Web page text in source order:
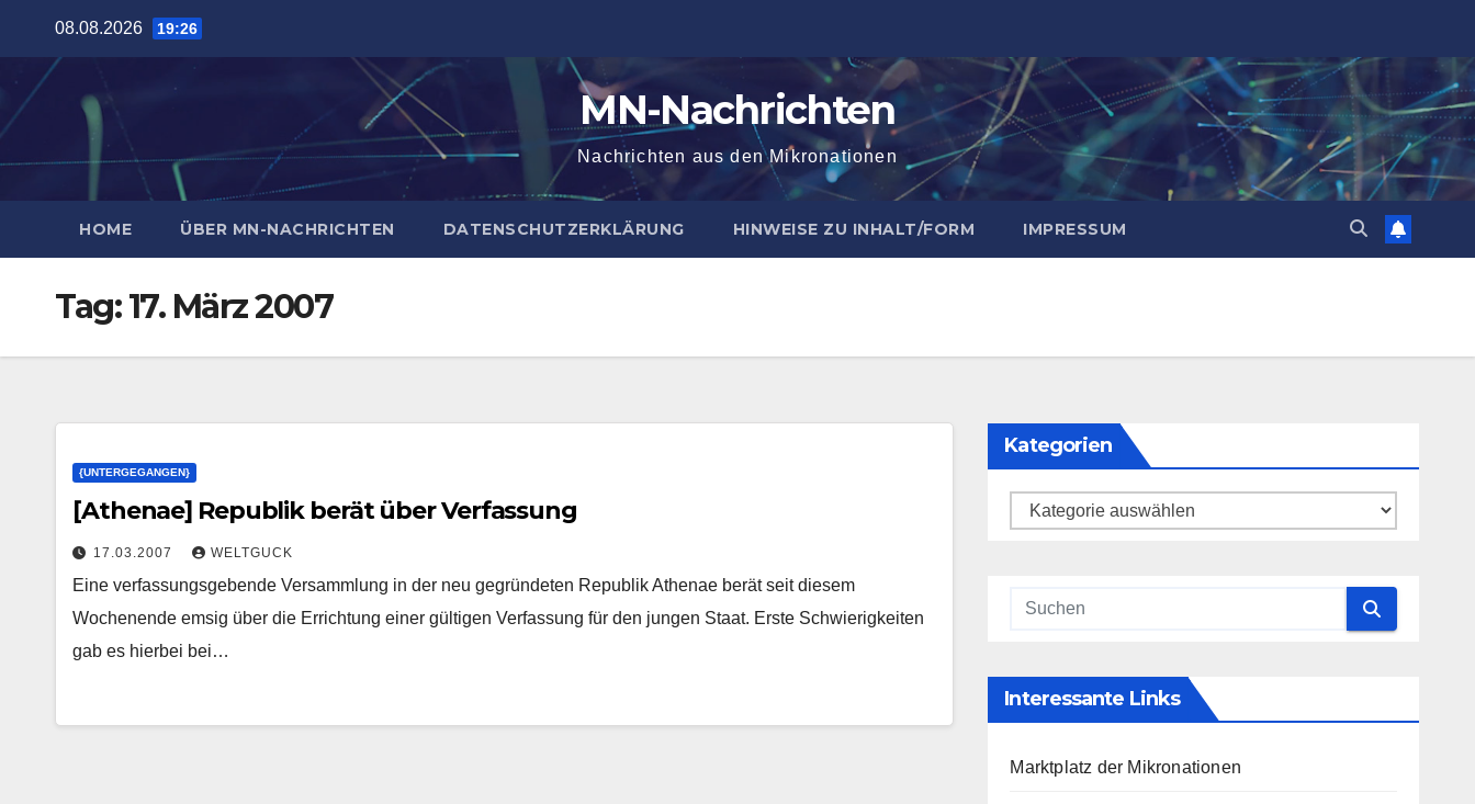
springen
08.08.2026 19:26
MN-Nachrichten
Nachrichten aus den Mikronationen
HOME ÜBER MN-NACHRICHTEN DATENSCHUTZERKLÄRUNG HINWEISE ZU INHALT/FORM IMPRESSUM
Tag:17. März 2007
{UNTERGEGANGEN}
[Athenae] Republik berät über Verfassung
17.03.2007 WELTGUCK
Eine verfassungsgebende Versammlung in der neu gegründeten Republik Athenae berät seit diesem
Wochenende emsig über die Errichtung einer gültigen Verfassung für den jungen Staat. Erste Schwierigkeiten
gab es hierbei bei…
Kategorien
Kategorien
Interessante Links
Marktplatz der Mikronationen